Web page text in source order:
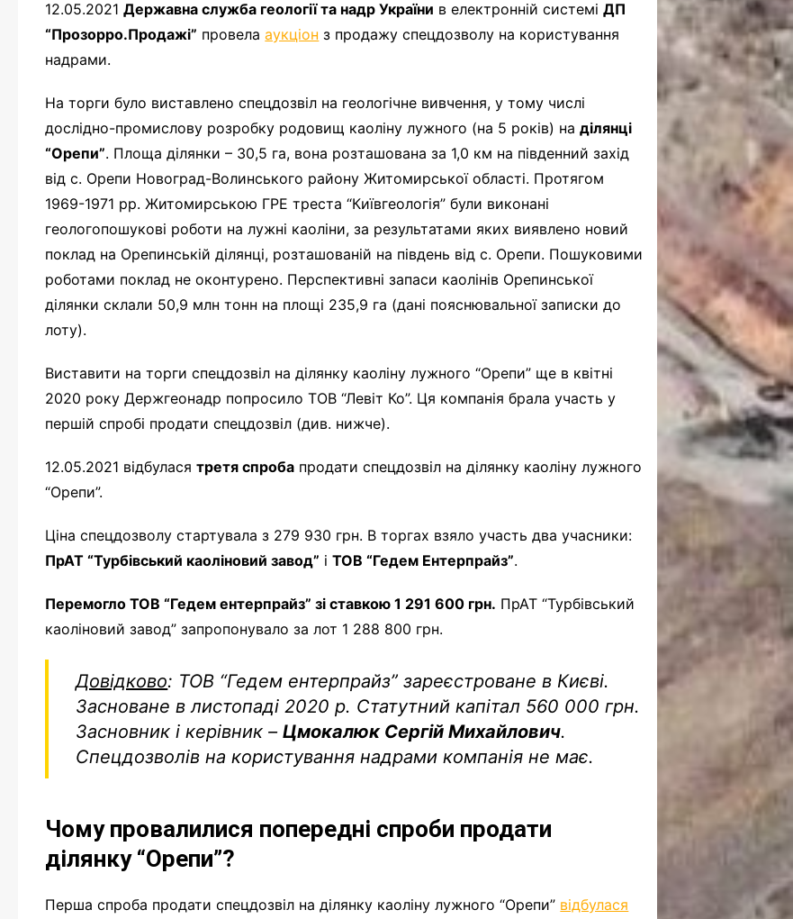
12.05.2021Державна служба геології та надр України в електронній системіДП
“Прозорро.Продажі” провелааукціон з продажу спецдозволу на користування
надрами.
На торги було виставлено спецдозвіл на геологічне вивчення, у тому числі
дослідно-промислову розробку родовищ каоліну лужного (на 5 років) наділянці
“Орепи”. Площа ділянки – 30,5 га, вона розташована за 1,0 км на південний захід
від с. Орепи Новоград-Волинського району Житомирської області. Протягом
1969-1971 рр. Житомирською ГРЕ треста “Київгеологія” були виконані
геологопошукові роботи на лужні каоліни, за результатами яких виявлено новий
поклад на Орепинській ділянці, розташованій на південь від с. Орепи. Пошуковими
роботами поклад не оконтурено. Перспективні запаси каолінів Орепинської
ділянки склали 50,9 млн тонн на площі 235,9 га (дані пояснювальної записки до
лоту).
Виставити на торги спецдозвіл на ділянку каоліну лужного “Орепи” ще в квітні
2020 року Держгеонадр попросило ТОВ “Левіт Ко”. Ця компанія брала участь у
першій спробі продати спецдозвіл (див. нижче).
12.05.2021 відбуласятретя спроба продати спецдозвіл на ділянку каоліну лужного
“Орепи”.
Ціна спецдозволу стартувала з 279 930 грн. В торгах взяло участь два учасники:
ПрАТ “Турбівський каоліновий завод” іТОВ “Гедем Ентерпрайз”.
Перемогло ТОВ “Гедем ентерпрайз” зі ставкою 1 291 600 грн. ПрАТ “Турбівський
каоліновий завод” запропонувало за лот 1 288 800 грн.
Довідково: ТОВ “Гедем ентерпрайз” зареєстроване в Києві.
Засноване в листопаді 2020 р. Статутний капітал 560 000 грн.
Засновник і керівник –Цмокалюк Сергій Михайлович.
Спецдозволів на користування надрами компанія не має.
Чому провалилися попередні спроби продати
ділянку “Орепи”?
Перша спроба продати спецдозвіл на ділянку каоліну лужного “Орепи” відбулася